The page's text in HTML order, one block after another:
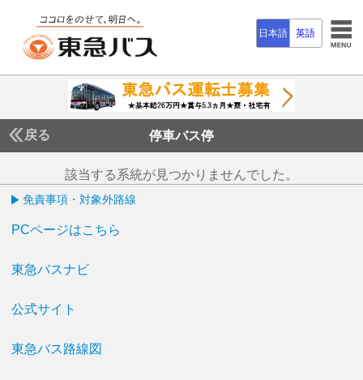
日本語 英語
戻る 停車バス停
該当する系統が見つかりませんでした。
免責事項・対象外路線
PCページはこちら
東急バスナビ
公式サイト
東急バス路線図